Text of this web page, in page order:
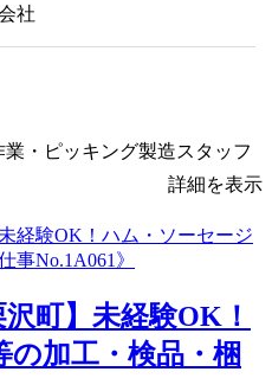
社
・ピッキング製造スタッフ
詳細を表示
沢町】未経験OK！
加工・検品・梱